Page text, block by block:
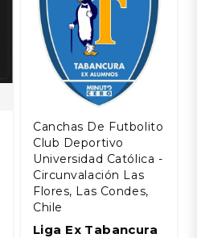
Canchas De Futbolito
Club Deportivo
Universidad Católica -
Circunvalación Las
Flores, Las Condes,
Chile
Liga Ex Tabancura